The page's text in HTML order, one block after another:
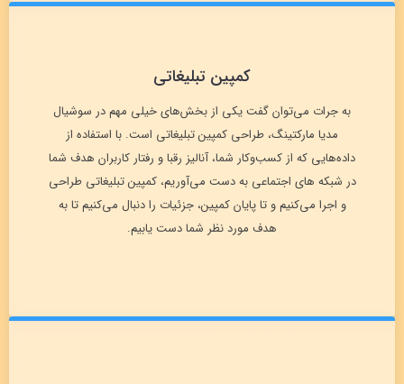
کمپین تبلیغاتی
به جرات می‌توان گفت یکی از بخش‌های خیلی مهم در سوشیال
مدیا مارکتینگ، طراحی کمپین تبلیغاتی است. با استفاده از
داده‌هایی که از کسب‌وکار شما، آنالیز رقبا و رفتار کاربران هدف شما
در شبکه های اجتماعی به دست می‌آوریم، کمپین تبلیغاتی طراحی
و اجرا می‌کنیم و تا پایان کمپین، جزئیات را دنبال می‌کنیم تا به
هدف مورد نظر شما دست یابیم.